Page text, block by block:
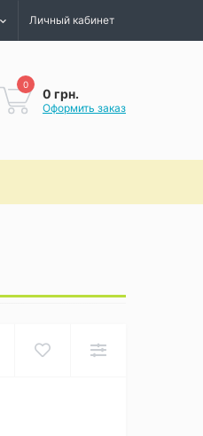
Личный кабинет
0
0 грн.
Оформить заказ